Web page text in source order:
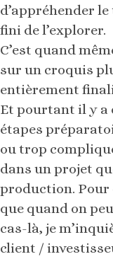
d’appréhender
fini de l’explorer.
C’est quand
sur un croquis
entièrement
Et pourtant il y a
étapes
ou trop
dans un projet
production. Pour
que quand on
cas-là, je
client /